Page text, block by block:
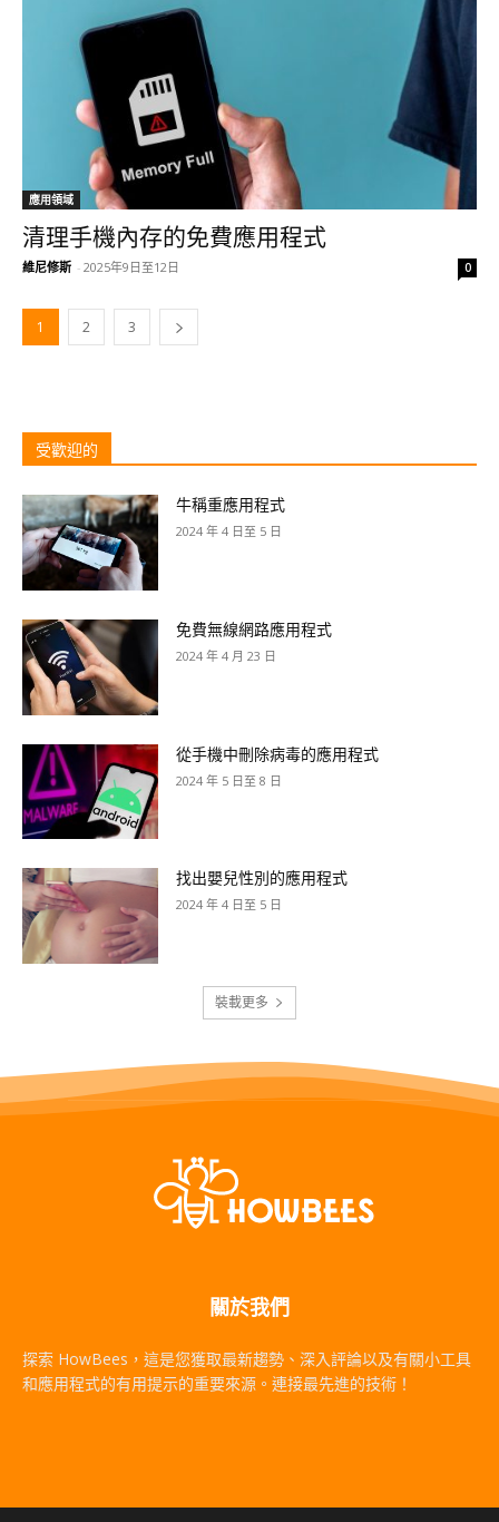
應用領域
清理手機內存的免費應用程式
維尼修斯 - 2025年9日至12日 0
1 2 3
受歡迎的
牛稱重應用程式
2024 年 4 日至 5 日
免費無線網路應用程式
2024 年 4 月 23 日
從手機中刪除病毒的應用程式
2024 年 5 日至 8 日
找出嬰兒性別的應用程式
2024 年 4 日至 5 日
裝載更多
關於我們
探索 HowBees，這是您獲取最新趨勢、深入評論以及有關小工具
和應用程式的有用提示的重要來源。連接最先進的技術！